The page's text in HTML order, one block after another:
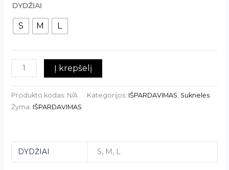
DYDŽIAI
S M L
Į krepšelį
Produkto kodas: N/A Kategorijos: IŠPARDAVIMAS, Suknelės
Žyma: IŠPARDAVIMAS
DYDŽIAI S, M, L